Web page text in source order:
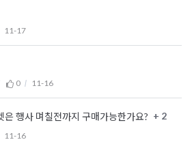
11-17
0 11-16
은 행사 며칠전까지 구매가능한가요? + 2
11-16